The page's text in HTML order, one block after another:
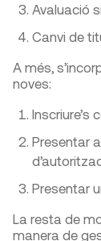
Avaluació
Canvi de
A més,
noves:
Inscriure’s
Presentar
Presentar
La resta de
manera de